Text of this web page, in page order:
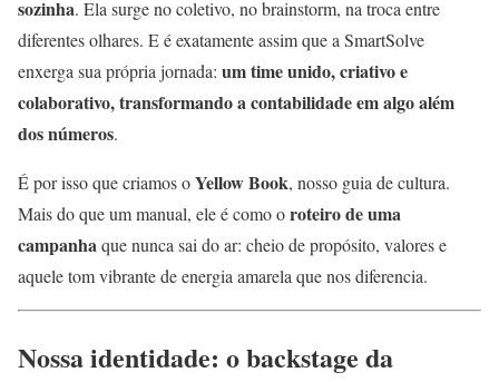
sozinha. Ela surge no coletivo, no brainstorm, na troca entre
diferentes olhares. E é exatamente assim que a SmartSolve
enxerga sua própria jornada: um time unido, criativo e
colaborativo, transformando a contabilidade em algo além
dos números.
É por isso que criamos oYellow Book, nosso guia de cultura.
Mais do que um manual, ele é como oroteiro de uma
campanhaque nunca sai do ar: cheio de propósito, valores e
aquele tom vibrante de energia amarela que nos diferencia.
Nossa identidade: o backstage da